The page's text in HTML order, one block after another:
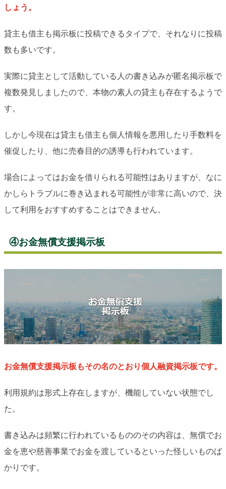
しょう。
貸主も借主も掲示板に投稿できるタイプで、それなりに投稿
数も多いです。
実際に貸主として活動している人の書き込みが匿名掲示板で
複数発見しましたので、本物の素人の貸主も存在するようで
す。
しかし今現在は貸主も借主も個人情報を悪用したり手数料を
催促したり、他に売春目的の誘導も行われています。
場合によってはお金を借りられる可能性はありますが、なに
かしらトラブルに巻き込まれる可能性が非常に高いので、決
して利用をおすすめすることはできません。
④お金無償支援掲示板
お金無償支援掲示板もその名のとおり個人融資掲示板です。
利用規約は形式上存在しますが、機能していない状態でし
た。
書き込みは頻繁に行われているもののその内容は、無償でお
金を恵や慈善事業でお金を渡しているといった怪しいものば
かりです。